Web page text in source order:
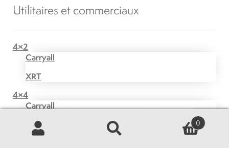
Utilitaires et commerciaux
4×2
Carryall
XRT
4×4
Carryall
XRT
Recherche
Recherche
0